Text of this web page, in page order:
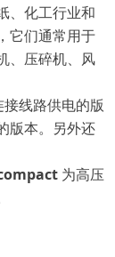
、化工行业和
它们通常用于
、压碎机、风
线路供电的版
版本。另外还
为高压